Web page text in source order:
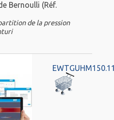
Bernoulli (Réf.
de la pression